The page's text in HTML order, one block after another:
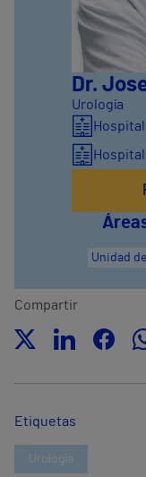
Dr.
Urología
Unidad
Compartir
Etiquetas
Urología